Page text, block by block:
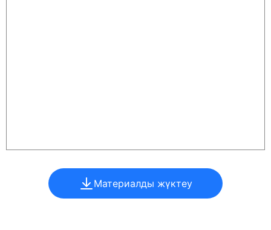
Материалды жүктеу